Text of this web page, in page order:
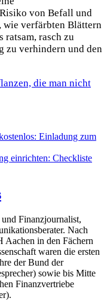
von Befall und
wie verfärbten Blättern
ratsam, rasch zu
zu verhindern und den
die man nicht
Einladung zum
einrichten: Checkliste
Finanzjournalist,
Nach
Aachen in den Fächern
waren die ersten
der Bund der
sowie bis Mitte
Finanzvertriebe